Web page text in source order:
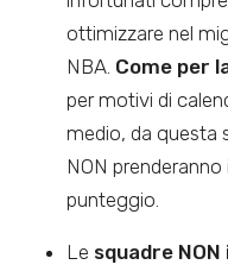
ottimizzare nel
NBA. Come per
per motivi di
medio, da questa
NON prenderanno
punteggio.
Le squadre